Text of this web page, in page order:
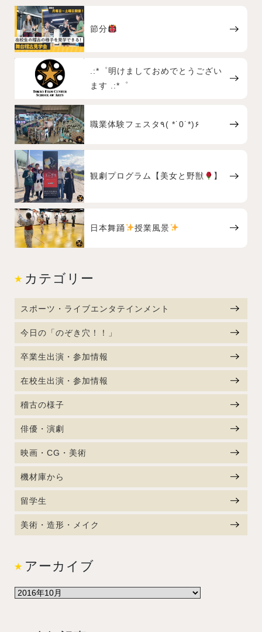
節分
.:*゜明けましておめでとうござい
ます .:*゜
職業体験フェスタ٩( *˙0˙*)۶
観劇プログラム【美女と野獣 】
日本舞踊 授業風景
カテゴリー
スポーツ・ライブエンタテインメント
今日の「のぞき穴！！」
卒業生出演・参加情報
在校生出演・参加情報
稽古の様子
俳優・演劇
映画・CG・美術
機材庫から
留学生
美術・造形・メイク
アーカイブ